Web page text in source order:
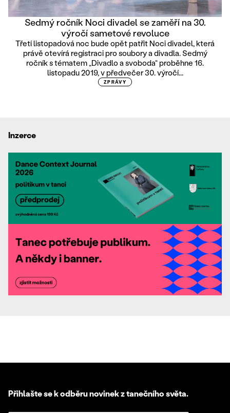
Sedmý ročník Noci divadel se zaměří na 30.
výročí sametové revoluce
Třetí listopadová noc bude opět patřit Noci divadel, která
právě otevírá registraci pro soubory a divadla. Sedmý
ročník s tématem „Divadlo a svoboda“ proběhne 16.
listopadu 2019, v předvečer 30. výročí...
ZPRÁVY
Inzerce
Přihlašte se k odběru novinek z tanečního světa.